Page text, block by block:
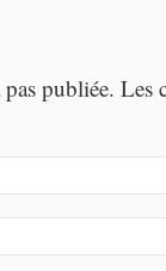
pas publiée.